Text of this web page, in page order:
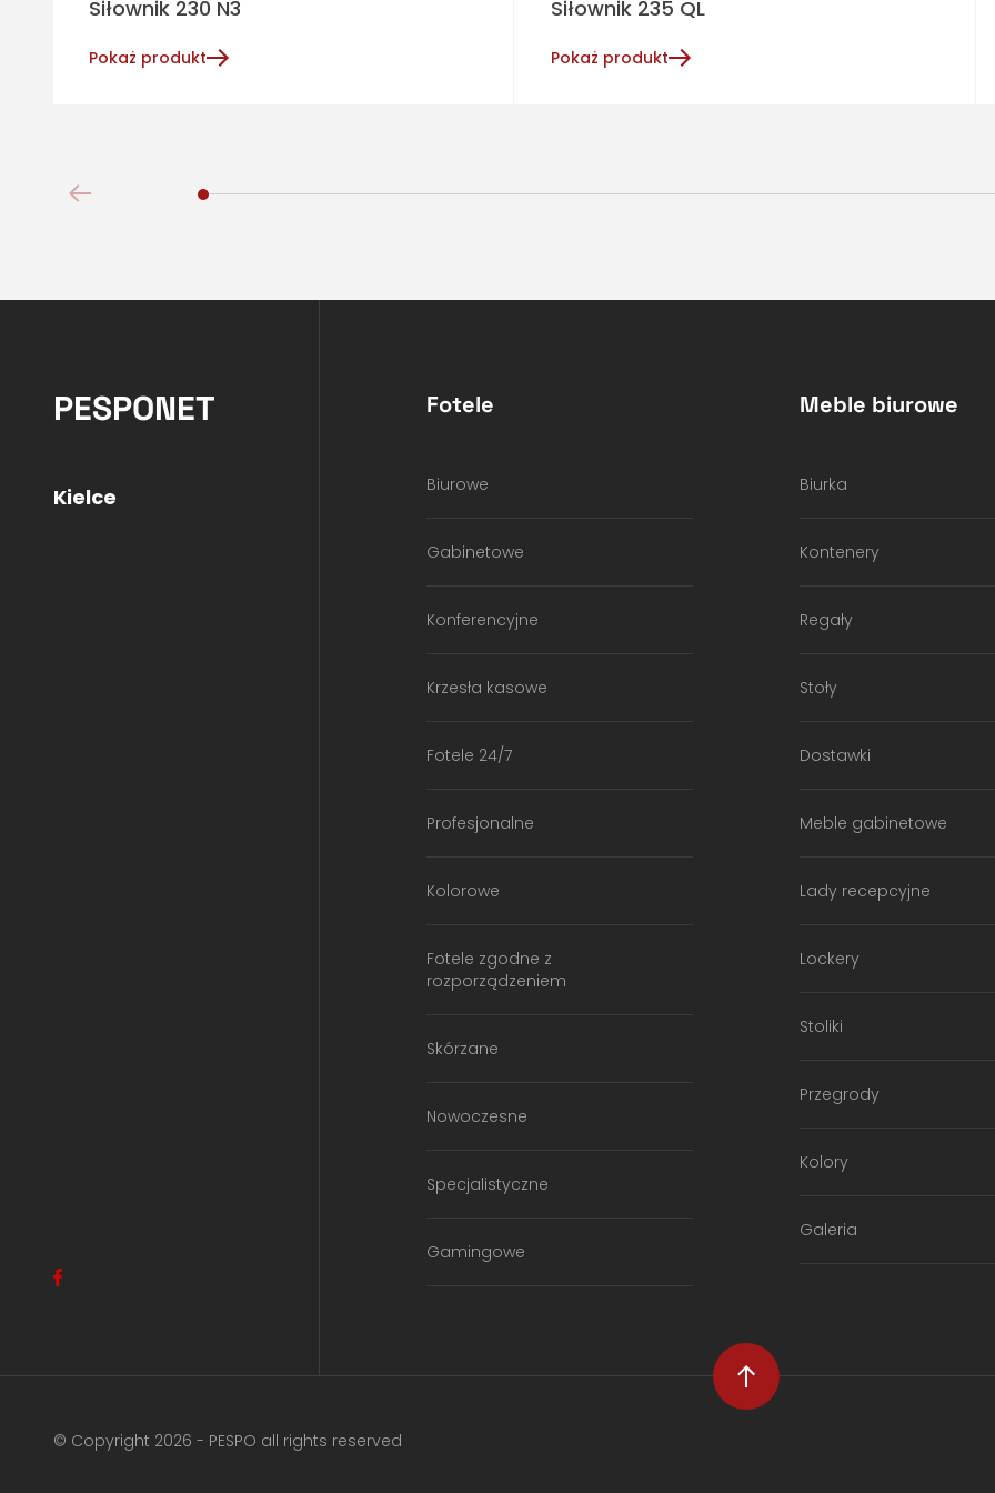
Siłownik 230 N3
Pokaż produkt
Siłownik 235 QL
Pokaż produkt
PESPONET
Kielce
Fotele
Biurowe
Gabinetowe
Konferencyjne
Krzesła kasowe
Fotele 24/7
Profesjonalne
Kolorowe
Fotele zgodne z
rozporządzeniem
Skórzane
Nowoczesne
Specjalistyczne
Gamingowe
Meble biurowe
Biurka
Kontenery
Regały
Stoły
Dostawki
Meble gabinetowe
Lady recepcyjne
Lockery
Stoliki
Przegrody
Kolory
Galeria
© Copyright 2026 - PESPO all rights reserved